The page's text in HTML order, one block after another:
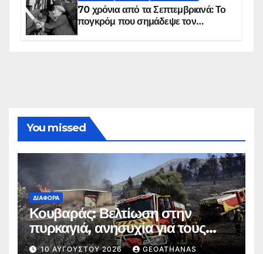
70 χρόνια από τα Σεπτεμβριανά: Το
πογκρόμ που σημάδεψε τον
You missed
ΔΙΆΦΟΡΑ
Κουβαράς: Βελτίωση στην
πυρκαγιά, ανησυχία για τους
ανέμους
10 ΑΥΓΟΎΣΤΟΥ 2026 GEOATHANAS